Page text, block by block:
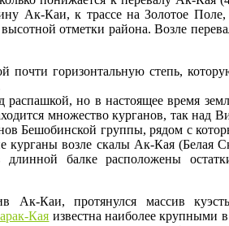
Ак-Каи, к трассе на Золотое
отметки района. Возле
почти горизонтальную степь,
но в настоящее время
множество курганов, так над
Бешобинской группы, рядом с
курганы возле скалы Ак-Кая (Белая
длинной балке расположены
Ак-Каи, протянулся массив
Кая известна наиболее крупными